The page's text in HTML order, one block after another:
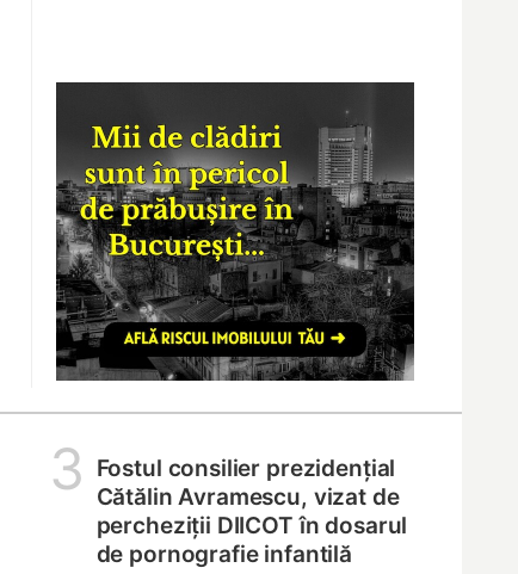
3
Fostul consilier prezidențial
Cătălin Avramescu, vizat de
percheziții DIICOT în dosarul
de pornografie infantilă